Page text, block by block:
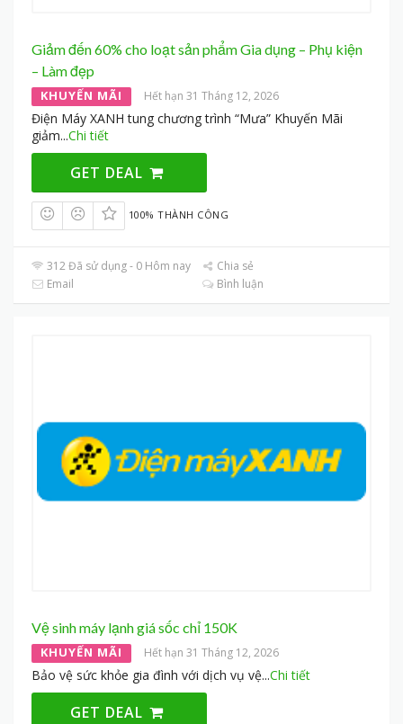
Giảm đến 60% cho loạt sản phẩm Gia dụng – Phụ kiện
– Làm đẹp
KHUYẾN MÃI Hết hạn 31 Tháng 12, 2026
Điện Máy XANH tung chương trình “Mưa” Khuyến Mãi
giảm...Chi tiết
GET DEAL
100% THÀNH CÔNG
312 Đã sử dụng - 0 Hôm nay
Chia sẻ
Email
Bình luận
Vệ sinh máy lạnh giá sốc chỉ 150K
KHUYẾN MÃI Hết hạn 31 Tháng 12, 2026
Bảo vệ sức khỏe gia đình với dịch vụ vệ...Chi tiết
GET DEAL